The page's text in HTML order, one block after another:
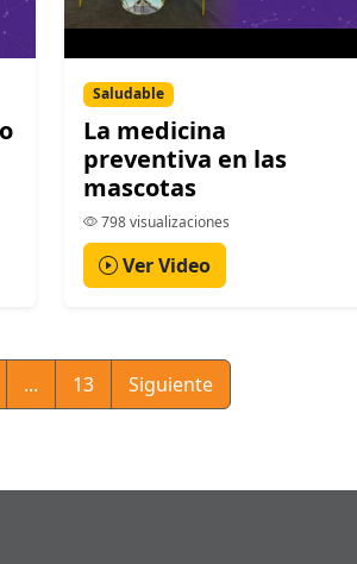
Saludable
La medicina
preventiva en las
mascotas
798 visualizaciones
Ver Video
... 13 Siguiente